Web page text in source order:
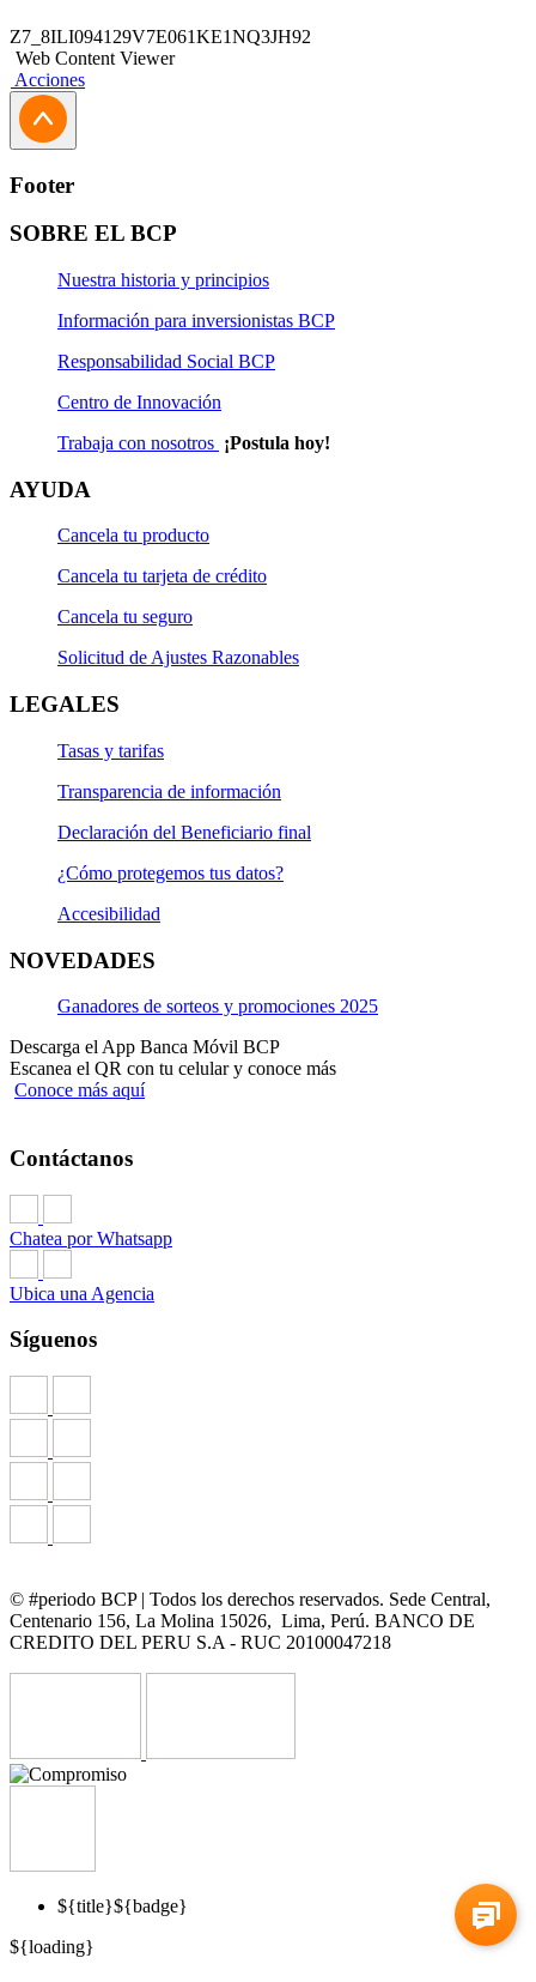
Z7_8ILI094129V7E061KE1NQ3JH92
Web Content Viewer
Acciones
Footer
SOBRE EL BCP
Nuestra historia y principios
Información para inversionistas BCP
Responsabilidad Social BCP
Centro de Innovación
Trabaja con nosotros ¡Postula hoy!
AYUDA
Cancela tu producto
Cancela tu tarjeta de crédito
Cancela tu seguro
Solicitud de Ajustes Razonables
LEGALES
Tasas y tarifas
Transparencia de información
Declaración del Beneficiario final
¿Cómo protegemos tus datos?
Accesibilidad
NOVEDADES
Ganadores de sorteos y promociones 2025
Descarga el App Banca Móvil BCP
Escanea el QR con tu celular y conoce más
Conoce más aquí
Contáctanos
Chatea por Whatsapp
Ubica una Agencia
Síguenos
© #periodo BCP | Todos los derechos reservados. Sede Central,
Centenario 156, La Molina 15026, Lima, Perú. BANCO DE
CREDITO DEL PERU S.A - RUC 20100047218
${title}${badge}
${loading}